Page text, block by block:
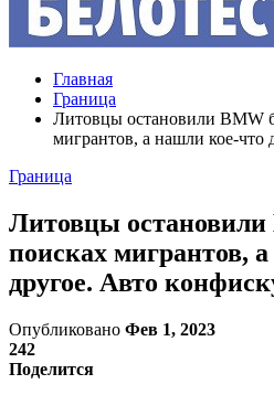
Главная
Граница
Литовцы остановили BMW
мигрантов, а нашли кое-что
Граница
Литовцы остановили
поисках мигрантов,
другое. Авто
Опубликовано Фев 1, 2023
242
Поделится